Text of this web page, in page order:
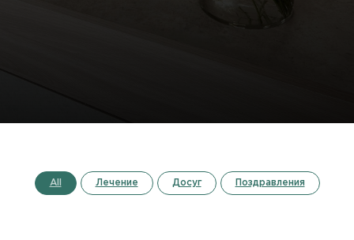
All Лечение Досуг Поздравления